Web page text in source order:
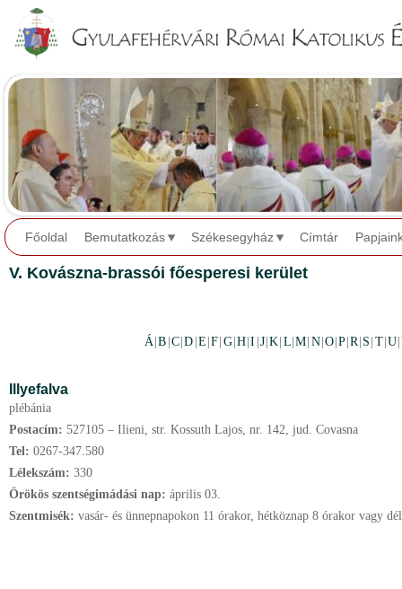
Főoldal Bemutatkozás Székesegyház Címtár
V. Kovászna-brassói főesperesi kerület
Á |B C |D E |F G H |I J |K L |M N O |P R S T |U |
Illyefalva
plébánia
Postacím: 527105 – Ilieni, str. Kossuth Lajos, nr. 142, jud. Covasna
Tel: 0267-347.580
Lélekszám: 330
Örökös szentségimádási nap: április 03.
Szentmisék: vasár- és ünnepnapokon 11 órakor, hétköznap 8 órakor vagy